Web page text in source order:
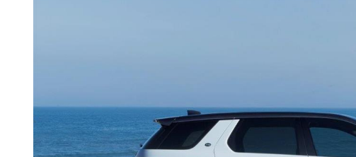
Consulte a política de cookies do site.